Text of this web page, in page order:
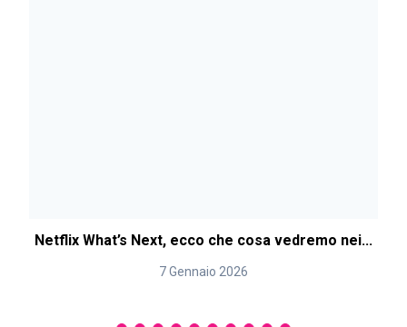
Netflix What’s Next, ecco che cosa vedremo nei...
7 Gennaio 2026